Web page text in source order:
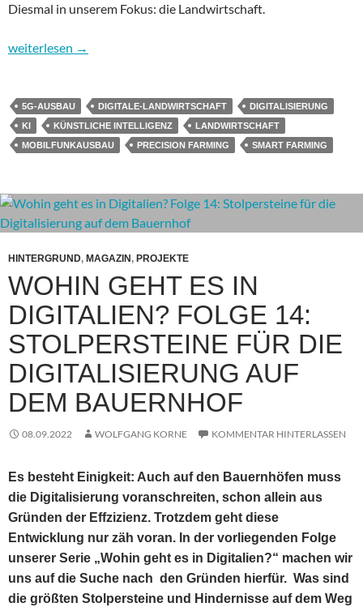
Diesmal in unserem Fokus: die Landwirtschaft.
Wohin geht es in Digitalien? Überklick 5: Landwirtschaft
weiterlesen →
5G-AUSBAU DIGITALE-LANDWIRTSCHAFT
DIGITALISIERUNG
KI
KÜNSTLICHE INTELLIGENZ
LANDWIRTSCHAFT
MOBILFUNKAUSBAU
PRECISION FARMING SMART FARMING
HINTERGRUND, MAGAZIN , PROJEKTE
WOHIN GEHT ES IN
DIGITALIEN? FOLGE 14:
STOLPERSTEINE FÜR DIE
DIGITALISIERUNG AUF
DEM BAUERNHOF
08.09.2022 WOLFGANG KORNE KOMMENTAR HINTERLASSEN
Es besteht Einigkeit: Auch auf den Bauernhöfen muss
die Digitalisierung voranschreiten, schon allein aus
Gründen der Effzizienz. Trotzdem geht diese
Entwicklung nur zäh voran. In der vorliegenden Folge
unserer Serie „Wohin geht es in Digitalien?“ machen wir
uns auf die Suche nach den Gründen hierfür. Was sind
die größten Stolpersteine und Hindernisse auf dem Weg